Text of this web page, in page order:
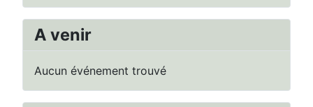
A venir
Aucun événement trouvé